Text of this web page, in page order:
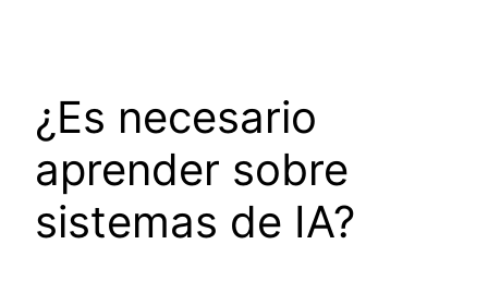
¿Es necesario
aprender sobre
sistemas de IA?